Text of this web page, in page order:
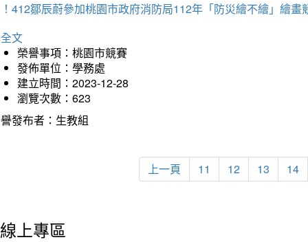
412鄒辰蔚參加桃園市政府消防局112年「防災繪不繪」繪畫
文
榮譽事項：桃園市競賽
發佈單位：學務處
建立時間：2023-12-28
瀏覽次數：623
發布者：生教組
上一頁 11 12 13 14
線上專區